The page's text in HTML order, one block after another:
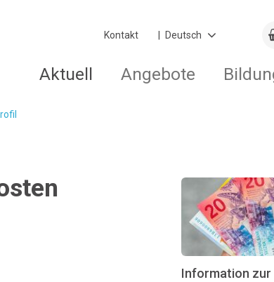
Kontakt
Aktuell Angebote
Information zur